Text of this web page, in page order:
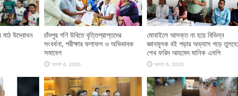
মাঠ উদ্বোধন
চাঁদপুর গণি উবিতে বৃত্তিপ্রাপ্তদের
সংবর্ধনা, পরীক্ষার ফলাফল ও অভিভাবক
সমাবেশ
আগস্ট 6, 2026
মোবাইলে আসক্ত না হয়ে বিভিন্ন
জ্ঞানমূলক বই পড়ার অভ্যাস গড়ে তুলবে:
শেখ ফরিদ আহমেদ মানিক এমপি
আগস্ট 6, 2026